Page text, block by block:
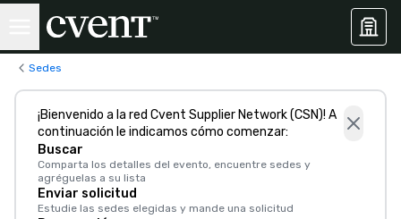
Sedes
¡Bienvenido a la red Cvent Supplier Network (CSN)! A
continuación le indicamos cómo comenzar:
Buscar
Comparta los detalles del evento, encuentre sedes y
agréguelas a su lista
Enviar solicitud
Estudie las sedes elegidas y mande una solicitud